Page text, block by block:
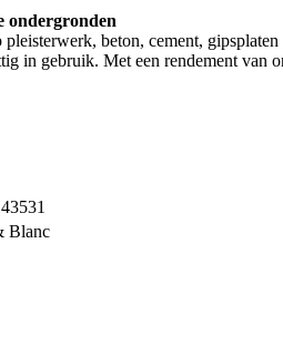
ondergronden
beton, cement,
in gebruik. Met een rendement van
Blanc